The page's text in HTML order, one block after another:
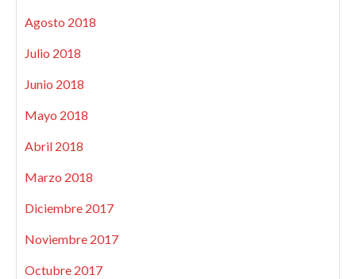
Agosto 2018
Julio 2018
Junio 2018
Mayo 2018
Abril 2018
Marzo 2018
Diciembre 2017
Noviembre 2017
Octubre 2017